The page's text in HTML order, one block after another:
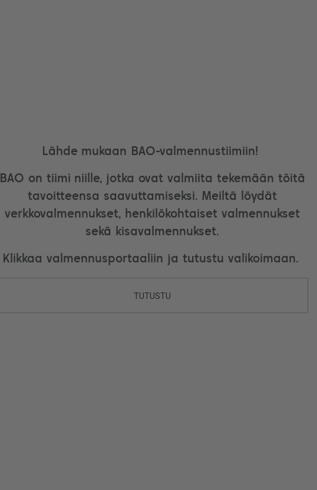
Lähde mukaan BAO-valmennustiimiin!
BAO on tiimi niille, jotka ovat valmiita tekemään töitä
tavoitteensa saavuttamiseksi. Meiltä löydät
verkkovalmennukset, henkilökohtaiset valmennukset
sekä kisavalmennukset.
Klikkaa valmennusportaaliin ja tutustu valikoimaan.
TUTUSTU